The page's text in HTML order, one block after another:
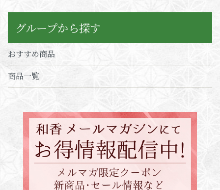
グループから探す
おすすめ商品
商品一覧